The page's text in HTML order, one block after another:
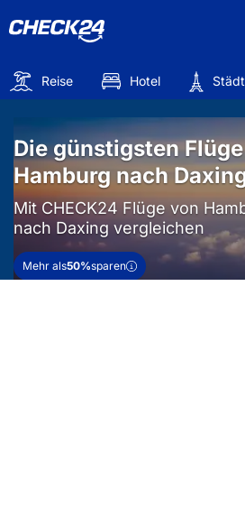
Reise Hotel
Die günstigsten
Hamburg nach
Mit CHECK24 Flüge von
nach Daxing vergleichen
Mehr als50%sparen